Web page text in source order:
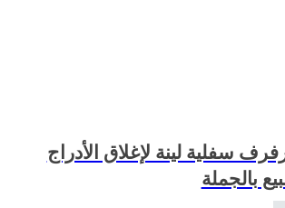
3 أرفرف سفلية لينة لإغلاق الأدراج
بالجملة